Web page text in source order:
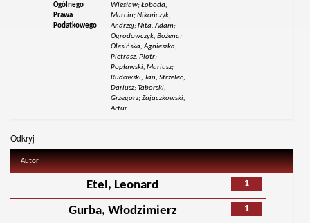
Ogólnego
Prawa
Podatkowego
Wiesław; Łoboda,
Marcin; Nikończyk,
Andrzej; Nita, Adam;
Ogrodowczyk, Bożena;
Olesińska, Agnieszka;
Pietrasz, Piotr;
Popławski, Mariusz;
Rudowski, Jan; Strzelec,
Dariusz; Taborski,
Grzegorz; Zajączkowski,
Artur
Odkryj
Autor
1
Etel, Leonard
1
Gurba, Włodzimierz